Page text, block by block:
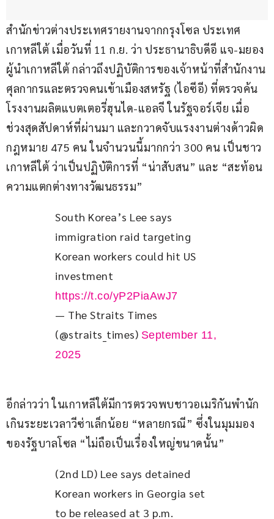
สำนักข่าวต่างประเทศรายงานจากกรุงโซล ประเทศ
เกาหลีใต้ เมื่อวันที่ 11 ก.ย. ว่า ประธานาธิบดีอี แจ-มยอง
ผู้นำเกาหลีใต้ กล่าวถึงปฏิบัติการของเจ้าหน้าที่สำนักงาน
ศุลกากรและตรวจคนเข้าเมืองสหรัฐ (ไอซีอี) ที่ตรวจค้น
โรงงานผลิตแบตเตอรี่ฮุนได-แอลจี ในรัฐจอร์เจีย เมื่อ
ช่วงสุดสัปดาห์ที่ผ่านมา และกวาดจับแรงงานต่างด้าวผิด
กฎหมาย 475 คน ในจำนวนนี้มากกว่า 300 คน เป็นชาว
เกาหลีใต้ ว่าเป็นปฏิบัติการที่ “น่าสับสน” และ “สะท้อน
ความแตกต่างทางวัฒนธรรม”
South Korea’s Lee says
immigration raid targeting
Korean workers could hit US
investment
https://t.co/yP2PiaAwJ7
— The Straits Times
(@straits_times) September 11,
2025
อีกล่าวว่า ในเกาหลีใต้มีการตรวจพบชาวอเมริกันพำนัก
เกินระยะเวลาวีซ่าเล็กน้อย “หลายกรณี” ซึ่งในมุมมอง
ของรัฐบาลโซล “ไม่ถือเป็นเรื่องใหญ่ขนาดนั้น”
(2nd LD) Lee says detained
Korean workers in Georgia set
to be released at 3 p.m.